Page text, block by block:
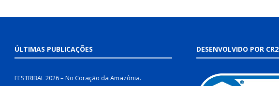
ÚLTIMAS PUBLICAÇÕES
FESTRIBAL 2026 – No Coração da Amazônia.
DESENVOLVIDO POR CR2